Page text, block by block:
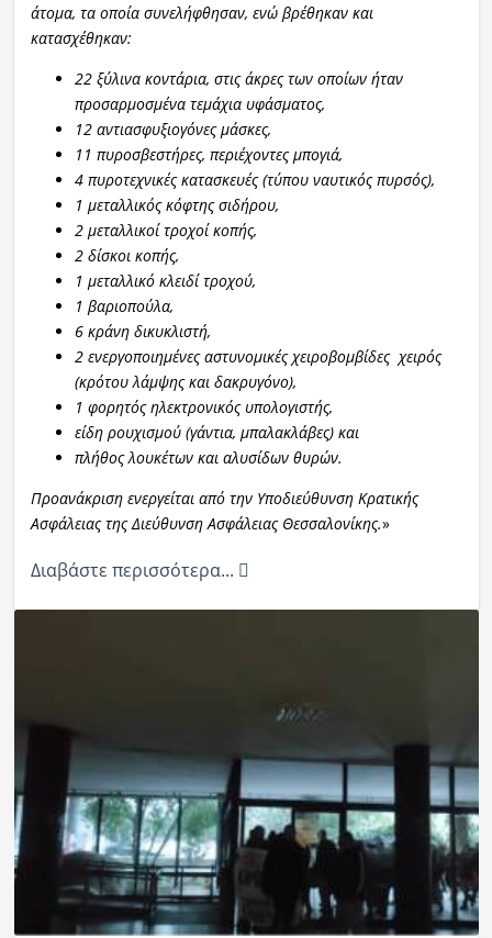
άτομα, τα οποία συνελήφθησαν, ενώ βρέθηκαν και
κατασχέθηκαν:
22 ξύλινα κοντάρια, στις άκρες των οποίων ήταν
προσαρμοσμένα τεμάχια υφάσματος,
12 αντιασφυξιογόνες μάσκες,
11 πυροσβεστήρες, περιέχοντες μπογιά,
4 πυροτεχνικές κατασκευές (τύπου ναυτικός πυρσός),
1 μεταλλικός κόφτης σιδήρου,
2 μεταλλικοί τροχοί κοπής,
2 δίσκοι κοπής,
1 μεταλλικό κλειδί τροχού,
1 βαριοπούλα,
6 κράνη δικυκλιστή,
2 ενεργοποιημένες αστυνομικές χειροβομβίδες χειρός
(κρότου λάμψης και δακρυγόνο),
1 φορητός ηλεκτρονικός υπολογιστής,
είδη ρουχισμού (γάντια, μπαλακλάβες) και
πλήθος λουκέτων και αλυσίδων θυρών.
Προανάκριση ενεργείται από την Υποδιεύθυνση Κρατικής
Ασφάλειας της Διεύθυνση Ασφάλειας Θεσσαλονίκης.»
Διαβάστε περισσότερα...